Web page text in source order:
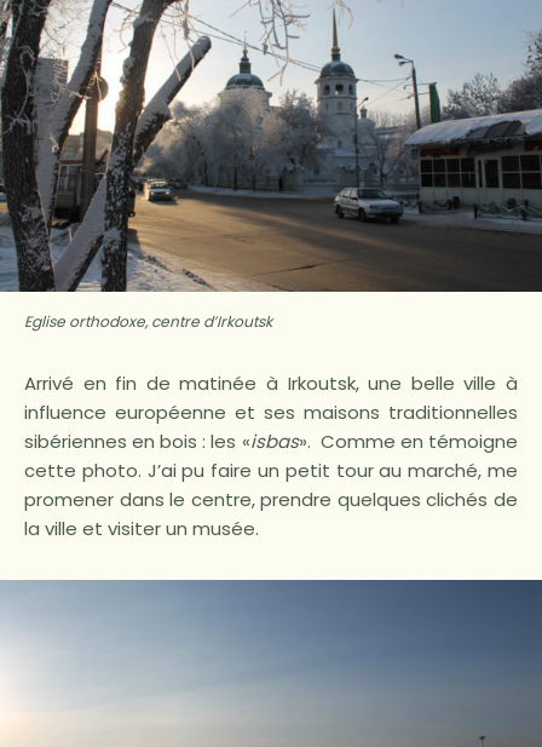
Eglise orthodoxe, centre d’Irkoutsk
Arrivé en fin de matinée à Irkoutsk, une belle ville à
influence européenne et ses maisons traditionnelles
sibériennes en bois : les «isbas». Comme en témoigne
cette photo. J’ai pu faire un petit tour au marché, me
promener dans le centre, prendre quelques clichés de
la ville et visiter un musée.